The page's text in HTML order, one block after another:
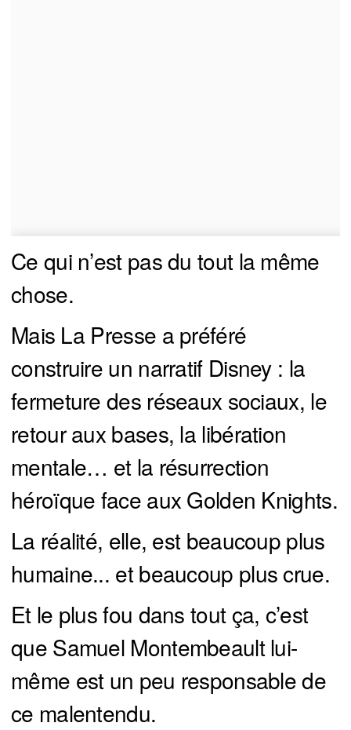
Ce qui n’est pas du tout la même
chose.
Mais La Presse a préféré
construire un narratif Disney : la
fermeture des réseaux sociaux, le
retour aux bases, la libération
mentale… et la résurrection
héroïque face aux Golden Knights.
La réalité, elle, est beaucoup plus
humaine... et beaucoup plus crue.
Et le plus fou dans tout ça, c’est
que Samuel Montembeault lui-
même est un peu responsable de
ce malentendu.